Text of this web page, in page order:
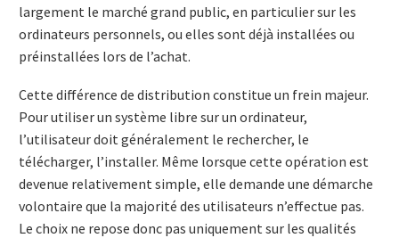
largement le marché grand public, en particulier sur les
ordinateurs personnels, ou elles sont déjà installées ou
préinstallées lors de l’achat.
Cette différence de distribution constitue un frein majeur.
Pour utiliser un système libre sur un ordinateur,
l’utilisateur doit généralement le rechercher, le
télécharger, l’installer. Même lorsque cette opération est
devenue relativement simple, elle demande une démarche
volontaire que la majorité des utilisateurs n’effectue pas.
Le choix ne repose donc pas uniquement sur les qualités